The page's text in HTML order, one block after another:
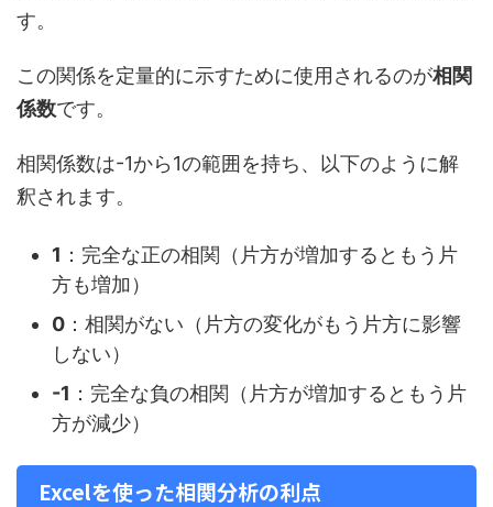
す。
この関係を定量的に示すために使用されるのが相関
係数です。
相関係数は-1から1の範囲を持ち、以下のように解
釈されます。
1 ：完全な正の相関（片方が増加するともう片
方も増加）
0 ：相関がない（片方の変化がもう片方に影響
しない）
-1 ：完全な負の相関（片方が増加するともう片
方が減少）
Excelを使った相関分析の利点